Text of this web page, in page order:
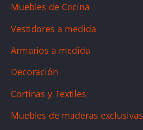
Muebles de Cocina
Vestidores a medida
Armarios a medida
Decoración
Cortinas y Textiles
Muebles de maderas exclusivas